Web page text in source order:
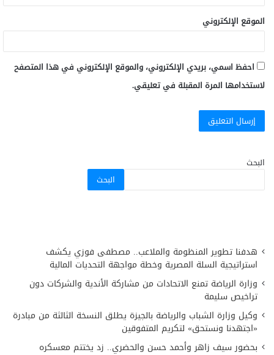
الموقع الإلكتروني
احفظ اسمي، بريدي الإلكتروني، والموقع الإلكتروني في هذا المتصفح
لاستخدامها المرة المقبلة في تعليقي.
البحث
البحث
هدفنا تطوير المنظومة والملاعب.. مصطفى فوزي يكشف
استراتيجية السلة المصرية وخطة مواجهة التحديات المالية
وزارة الرياضة تمنع الاتحادات من مشاركة الأندية والشركات دون
تراخيص سليمة
وكيل وزارة الشباب والرياضة بالجيزة يطلق النسخة الثالثة من مبادرة
«اجتهدنا ونستحق» لتكريم المتفوقين
بحضور سيف زاهر وأحمد حسن والحضري.. زد يختتم معسكره